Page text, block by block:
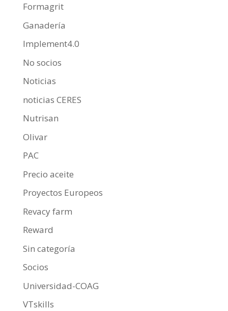
Formagrit
Ganadería
Implement4.0
No socios
Noticias
noticias CERES
Nutrisan
Olivar
PAC
Precio aceite
Proyectos Europeos
Revacy farm
Reward
Sin categoría
Socios
Universidad-COAG
VTskills